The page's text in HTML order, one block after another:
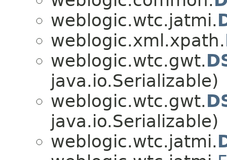
weblogic.wtc.jatmi.
weblogic.xml.xpath.
weblogic.wtc.gwt.
java.io.Serializable)
weblogic.wtc.gwt.
java.io.Serializable)
weblogic.wtc.jatmi.